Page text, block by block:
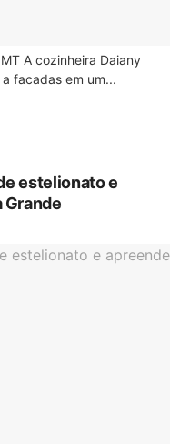
A cozinheira Daiany
facadas em um...
estelionato e
Grande